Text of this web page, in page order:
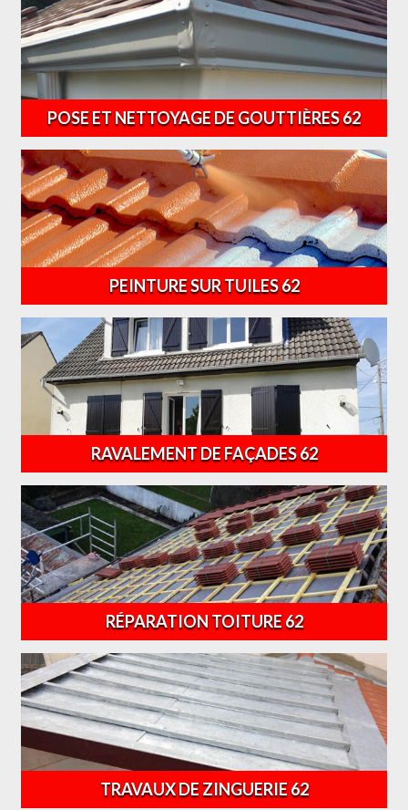
POSE ET NETTOYAGE DE GOUTTIÈRES 62
PEINTURE SUR TUILES 62
RAVALEMENT DE FAÇADES 62
RÉPARATION TOITURE 62
TRAVAUX DE ZINGUERIE 62